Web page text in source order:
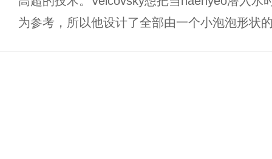
为参考，所以他设计了全部由一个小泡泡形状